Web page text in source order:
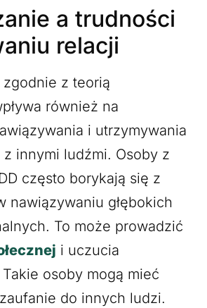
a trudności
relacji
zgodnie z teorią
również na
i utrzymywania
innymi ludźmi. Osoby z
często borykają się z
nawiązywaniu głębokich
To może prowadzić
i uczucia
osoby mogą mieć
do innych ludzi.